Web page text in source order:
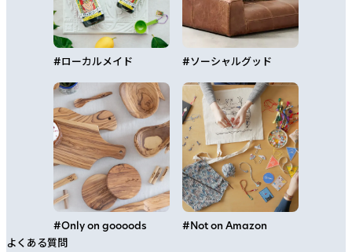
#ローカルメイド #ソーシャルグッド
#Only on goooods #Not on Amazon
よくある質問